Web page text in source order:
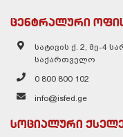
ცენტრალური
სატივის ქ. 2, მე-4
საქართველო
0 800 800 102
info@isfed.ge
სოციალური